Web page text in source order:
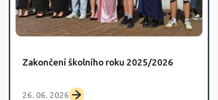
Zakončení školního roku 2025/2026
26. 06. 2026